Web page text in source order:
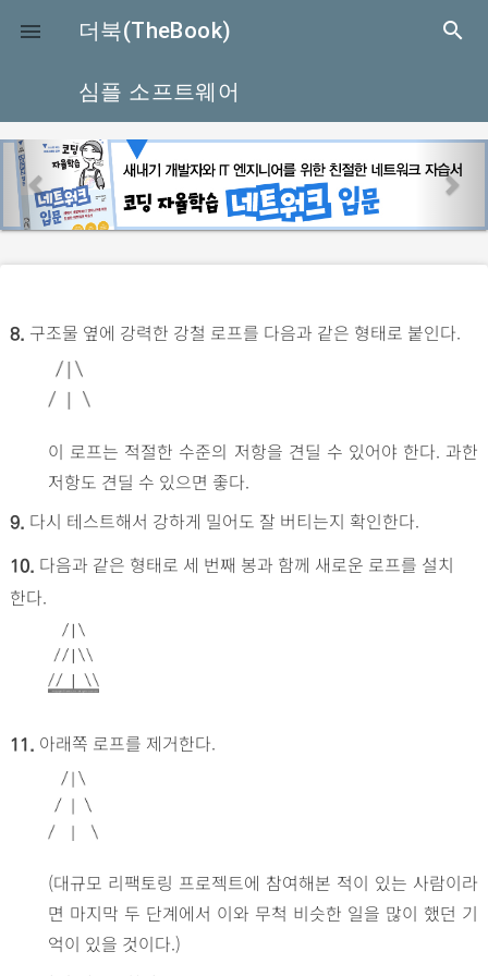
close
 더북(TheBook) search
심플 소프트웨어
p
r
e
u
e
8. 구조물 옆에 강력한 강철 로프를 다음과 같은 형태로 붙인다.
이 로프는 적절한 수준의 저항을 견딜 수 있어야 한다. 과한
저항도 견딜 수 있으면 좋다.
9. 다시 테스트해서 강하게 밀어도 잘 버티는지 확인한다.
10. 다음과 같은 형태로 세 번째 봉과 함께 새로운 로프를 설치
한다.
11. 아래쪽 로프를 제거한다.
(대규모 리팩토링 프로젝트에 참여해본 적이 있는 사람이라
면 마지막 두 단계에서 이와 무척 비슷한 일을 많이 했던 기
억이 있을 것이다.)